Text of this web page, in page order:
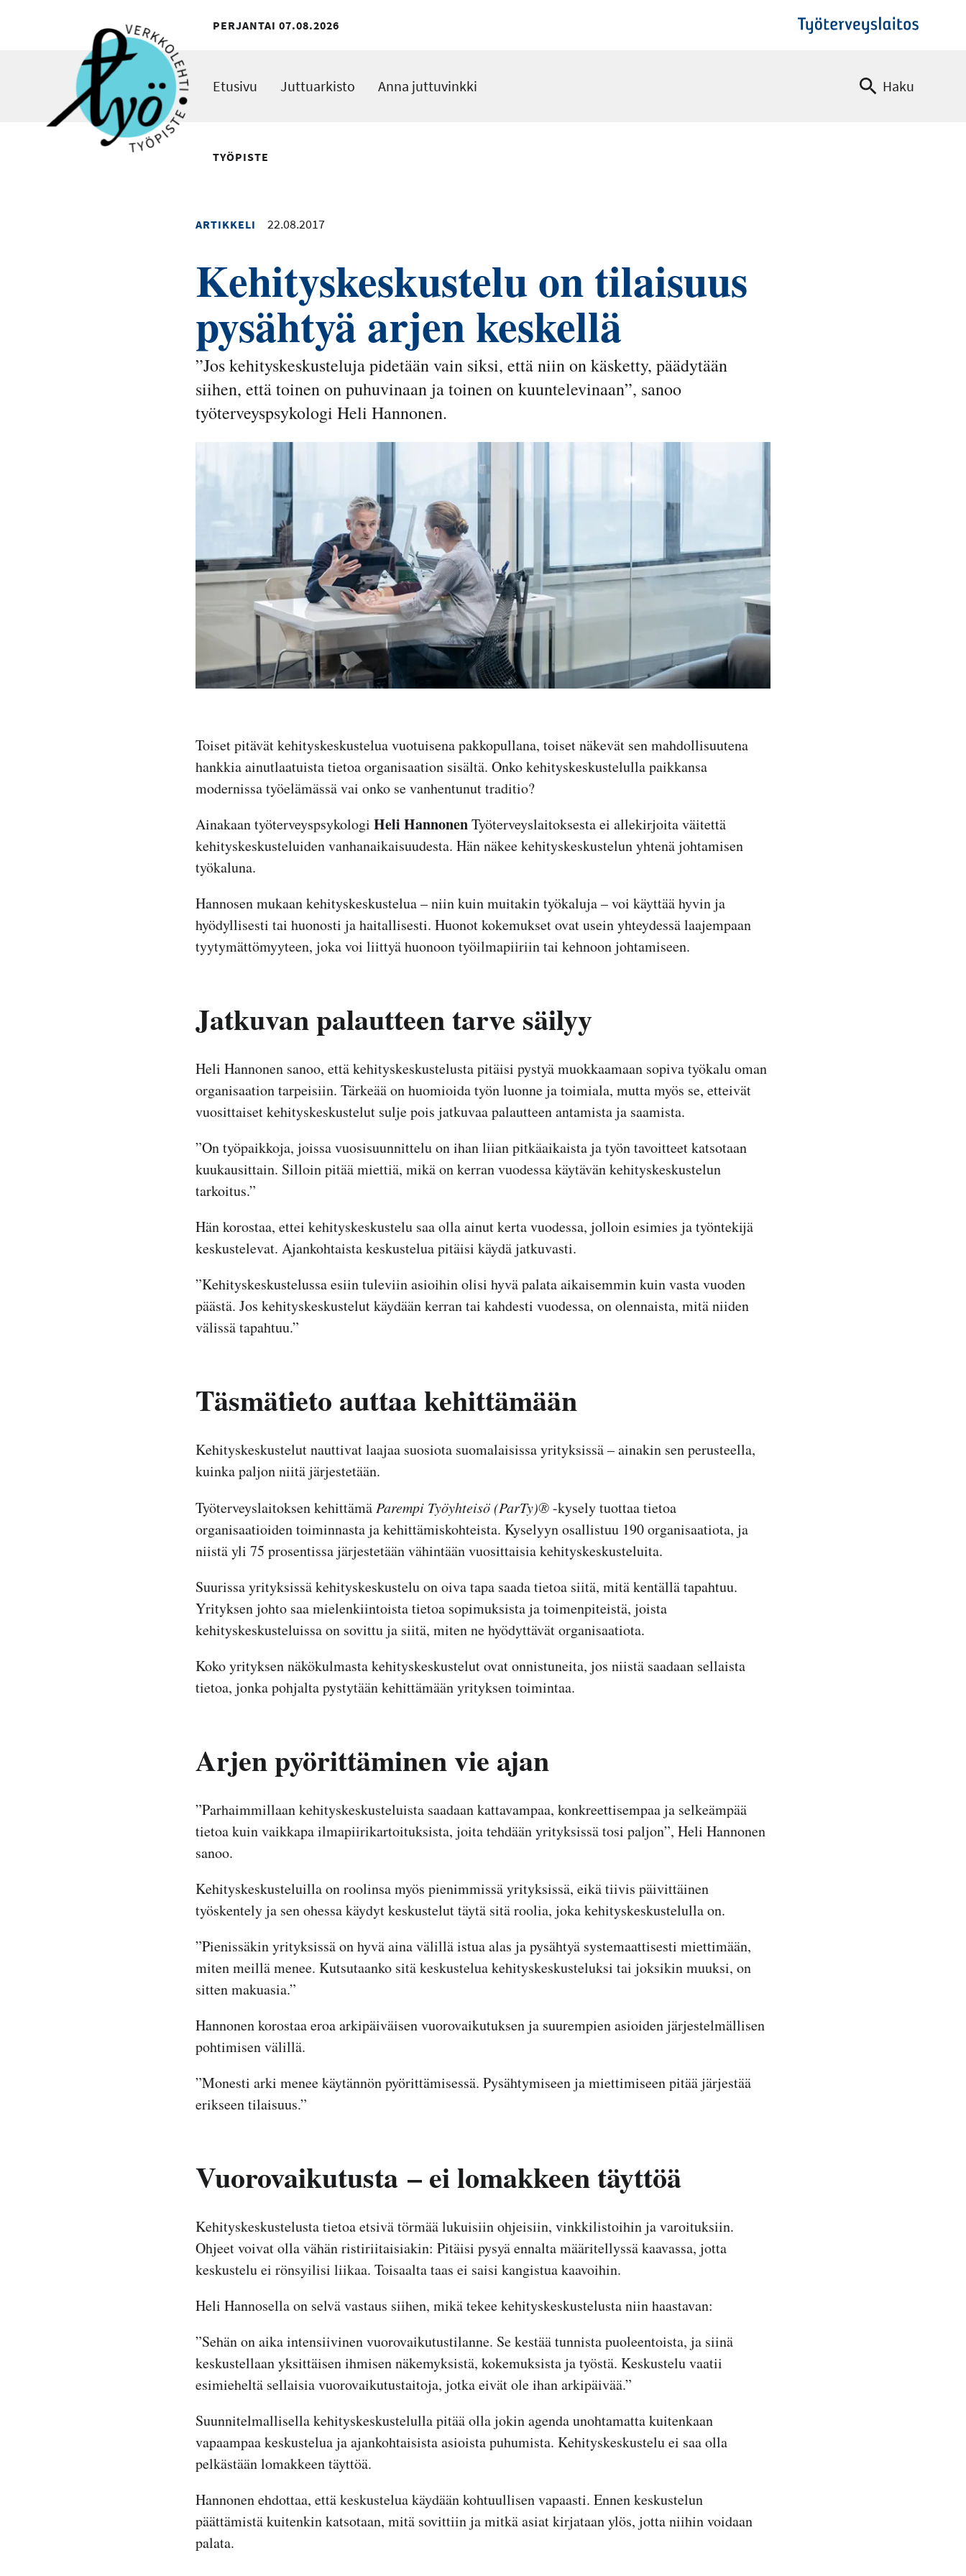
PERJANTAI 07.08.2026
Perjantai
07.08.2026
Etusivu
Juttuarkisto Anna juttuvinkki Haku
TYÖPISTE
ARTIKKELI 22.08.2017
Kehityskeskustelu on tilaisuus
pysähtyä arjen keskellä
”Jos kehityskeskusteluja pidetään vain siksi, että niin on käsketty, päädytään
siihen, että toinen on puhuvinaan ja toinen on kuuntelevinaan”, sanoo
työterveyspsykologi Heli Hannonen.
Toiset pitävät kehityskeskustelua vuotuisena pakkopullana, toiset näkevät sen mahdollisuutena
hankkia ainutlaatuista tietoa organisaation sisältä. Onko kehityskeskustelulla paikkansa
modernissa työelämässä vai onko se vanhentunut traditio?
Ainakaan työterveyspsykologi Heli HannonenTyöterveyslaitoksesta ei allekirjoita väitettä
kehityskeskusteluiden vanhanaikaisuudesta. Hän näkee kehityskeskustelun yhtenä johtamisen
työkaluna.
Hannosen mukaan kehityskeskustelua – niin kuin muitakin työkaluja – voi käyttää hyvin ja
hyödyllisesti tai huonosti ja haitallisesti. Huonot kokemukset ovat usein yhteydessä laajempaan
tyytymättömyyteen, joka voi liittyä huonoon työilmapiiriin tai kehnoon johtamiseen.
Jatkuvan palautteen tarve säilyy
Heli Hannonen sanoo, että kehityskeskustelusta pitäisi pystyä muokkaamaan sopiva työkalu oman
organisaation tarpeisiin. Tärkeää on huomioida työn luonne ja toimiala, mutta myös se, etteivät
vuosittaiset kehityskeskustelut sulje pois jatkuvaa palautteen antamista ja saamista.
”On työpaikkoja, joissa vuosisuunnittelu on ihan liian pitkäaikaista ja työn tavoitteet katsotaan
kuukausittain. Silloin pitää miettiä, mikä on kerran vuodessa käytävän kehityskeskustelun
tarkoitus.”
Hän korostaa, ettei kehityskeskustelu saa olla ainut kerta vuodessa, jolloin esimies ja työntekijä
keskustelevat. Ajankohtaista keskustelua pitäisi käydä jatkuvasti.
”Kehityskeskustelussa esiin tuleviin asioihin olisi hyvä palata aikaisemmin kuin vasta vuoden
päästä. Jos kehityskeskustelut käydään kerran tai kahdesti vuodessa, on olennaista, mitä niiden
välissä tapahtuu.”
Täsmätieto auttaa kehittämään
Kehityskeskustelut nauttivat laajaa suosiota suomalaisissa yrityksissä – ainakin sen perusteella,
kuinka paljon niitä järjestetään.
Työterveyslaitoksen kehittämäParempi Työyhteisö (ParTy)®-kysely tuottaa tietoa
organisaatioiden toiminnasta ja kehittämiskohteista. Kyselyyn osallistuu 190 organisaatiota, ja
niistä yli 75 prosentissa järjestetään vähintään vuosittaisia kehityskeskusteluita.
Suurissa yrityksissä kehityskeskustelu on oiva tapa saada tietoa siitä, mitä kentällä tapahtuu.
Yrityksen johto saa mielenkiintoista tietoa sopimuksista ja toimenpiteistä, joista
kehityskeskusteluissa on sovittu ja siitä, miten ne hyödyttävät organisaatiota.
Koko yrityksen näkökulmasta kehityskeskustelut ovat onnistuneita, jos niistä saadaan sellaista
tietoa, jonka pohjalta pystytään kehittämään yrityksen toimintaa.
Arjen pyörittäminen vie ajan
”Parhaimmillaan kehityskeskusteluista saadaan kattavampaa, konkreettisempaa ja selkeämpää
tietoa kuin vaikkapa ilmapiirikartoituksista, joita tehdään yrityksissä tosi paljon”, Heli Hannonen
sanoo.
Kehityskeskusteluilla on roolinsa myös pienimmissä yrityksissä, eikä tiivis päivittäinen
työskentely ja sen ohessa käydyt keskustelut täytä sitä roolia, joka kehityskeskustelulla on.
”Pienissäkin yrityksissä on hyvä aina välillä istua alas ja pysähtyä systemaattisesti miettimään,
miten meillä menee. Kutsutaanko sitä keskustelua kehityskeskusteluksi tai joksikin muuksi, on
sitten makuasia.”
Hannonen korostaa eroa arkipäiväisen vuorovaikutuksen ja suurempien asioiden järjestelmällisen
pohtimisen välillä.
”Monesti arki menee käytännön pyörittämisessä. Pysähtymiseen ja miettimiseen pitää järjestää
erikseen tilaisuus.”
Vuorovaikutusta – ei lomakkeen täyttöä
Kehityskeskustelusta tietoa etsivä törmää lukuisiin ohjeisiin, vinkkilistoihin ja varoituksiin.
Ohjeet voivat olla vähän ristiriitaisiakin: Pitäisi pysyä ennalta määritellyssä kaavassa, jotta
keskustelu ei rönsyilisi liikaa. Toisaalta taas ei saisi kangistua kaavoihin.
Heli Hannosella on selvä vastaus siihen, mikä tekee kehityskeskustelusta niin haastavan:
”Sehän on aika intensiivinen vuorovaikutustilanne. Se kestää tunnista puoleentoista, ja siinä
keskustellaan yksittäisen ihmisen näkemyksistä, kokemuksista ja työstä. Keskustelu vaatii
esimieheltä sellaisia vuorovaikutustaitoja, jotka eivät ole ihan arkipäivää.”
Suunnitelmallisella kehityskeskustelulla pitää olla jokin agenda unohtamatta kuitenkaan
vapaampaa keskustelua ja ajankohtaisista asioista puhumista. Kehityskeskustelu ei saa olla
pelkästään lomakkeen täyttöä.
Hannonen ehdottaa, että keskustelua käydään kohtuullisen vapaasti. Ennen keskustelun
päättämistä kuitenkin katsotaan, mitä sovittiin ja mitkä asiat kirjataan ylös, jotta niihin voidaan
palata.